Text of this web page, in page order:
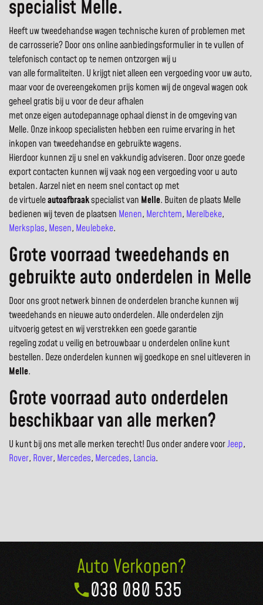
specialist Melle.
Heeft uw tweedehandse wagen technische kuren of problemen met
de carrosserie? Door ons online aanbiedingsformulier in te vullen of
telefonisch contact op te nemen ontzorgen wij u
van alle formaliteiten. U krijgt niet alleen een vergoeding voor uw auto,
maar voor de overeengekomen prijs komen wij de ongeval wagen ook
geheel gratis bij u voor de deur afhalen
met onze eigen autodepannage ophaal dienst in de omgeving van
Melle. Onze inkoop specialisten hebben een ruime ervaring in het
inkopen van tweedehandse en gebruikte wagens.
Hierdoor kunnen zij u snel en vakkundig adviseren. Door onze goede
export contacten kunnen wij vaak nog een vergoeding voor u auto
betalen. Aarzel niet en neem snel contact op met
de virtueleautoafbraakspecialist van Melle. Buiten de plaats Melle
bedienen wij teven de plaatsen Menen, Merchtem, Merelbeke,
Merksplas, Mesen, Meulebeke.
Grote voorraad tweedehands en
gebruikte auto onderdelen in Melle
Door ons groot netwerk binnen de onderdelen branche kunnen wij
tweedehands en nieuwe auto onderdelen. Alle onderdelen zijn
uitvoerig getest en wij verstrekken een goede garantie
regeling zodat u veilig en betrouwbaar u onderdelen online kunt
bestellen. Deze onderdelen kunnen wij goedkope en snel uitleveren in
Melle.
Grote voorraad auto onderdelen
beschikbaar van alle merken?
U kunt bij ons met alle merken terecht! Dus onder andere voorJeep,
Rover, Rover, Mercedes, Mercedes, Lancia.
Auto Verkopen?
038 080 535